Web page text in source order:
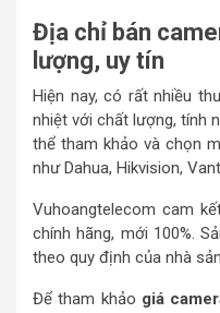
Địa chỉ bán
lượng, uy tín
Hiện nay, có rất nhiều
nhiệt với chất lượng, tính
thể tham khảo và chọn
như Dahua, Hikvision,
Vuhoangtelecom cam
chính hãng, mới 100%.
theo quy định của nhà
Để tham khảo giá